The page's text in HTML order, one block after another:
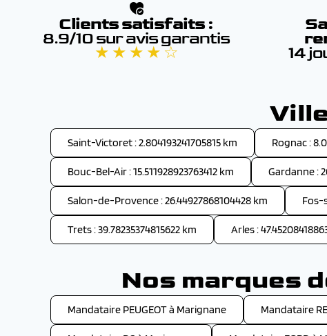
Clients satisfaits :
8.9/10 sur avis garantis
★ ★ ★ ★ ☆ 14
Saint-Victoret : 2.804193241705815 km Rognac :
Bouc-Bel-Air : 15.511928923763412 km Gardanne :
Salon-de-Provence : 26.44927868104428 km Fos-
Trets : 39.78235374815622 km Arles :
Nos marques
Mandataire PEUGEOT à Marignane Mandataire